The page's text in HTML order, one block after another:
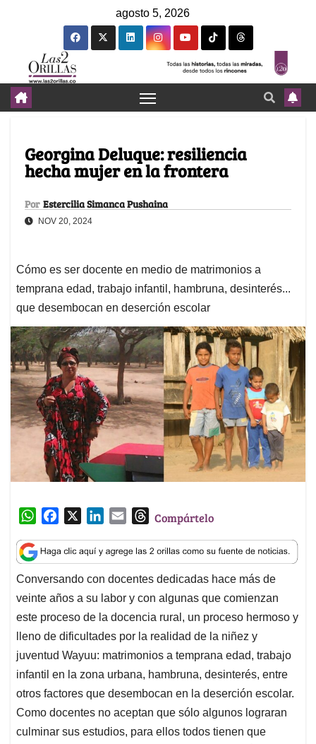
agosto 5, 2026
Georgina Deluque: resiliencia
hecha mujer en la frontera
Por Estercilia Simanca Pushaina
NOV 20, 2024
Cómo es ser docente en medio de matrimonios a
temprana edad, trabajo infantil, hambruna, desinterés...
que desembocan en deserción escolar
W
a
t
s
A
p
p
c
e
b
o
o
k
n
k
e
d
I
n
a
i
l
T
r
e
a
d
s
Compártelo
Conversando con docentes dedicadas hace más de
veinte años a su labor y con algunas que comienzan
este proceso de la docencia rural, un proceso hermoso y
lleno de dificultades por la realidad de la niñez y
juventud Wayuu: matrimonios a temprana edad, trabajo
infantil en la zona urbana, hambruna, desinterés, entre
otros factores que desembocan en la deserción escolar.
Como docentes no aceptan que sólo algunos lograran
culminar sus estudios, para ellos todos tienen que